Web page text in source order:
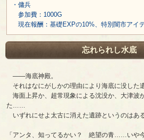
・傭兵
参加費：1000G
現在報酬：基礎EXPの10%、特別闇市アイ
忘れられし水底
――海底神殿。
それはなにがしかの理由により海底に没した
海面上昇か、超常現象による沈没か、大津波
た……
いずれにせよ太古に消えた遺跡というのは
「アンタ、知ってるかい？ 絶望の青……いや今